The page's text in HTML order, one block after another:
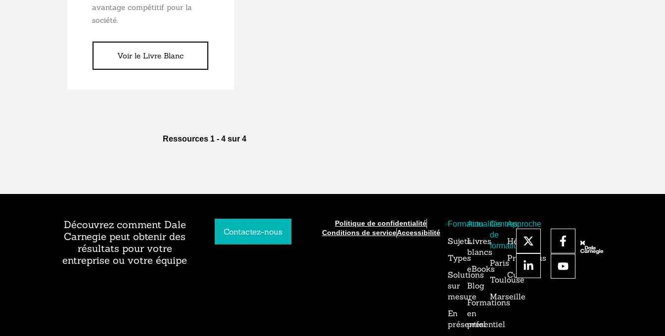
avantage compétitif pour la
société.
Voir le Livre Blanc
Ressources 1 - 4 sur 4
Découvrez comment Dale
Carnegie peut obtenir des
résultats pour votre
entreprise ou votre équipe
Contactez-nous
Politique de confidentialité
Conditions de serviceAccessibilité
Formation
Sujets
Types
Solutions
sur
mesure
En
présentiel
Actualités
Livres
blancs
eBooks
Blog
Formations
en
présentiel
Centres
de
formation
Paris
Toulouse
Marseille
Approche
Héritage
Processus
Culture